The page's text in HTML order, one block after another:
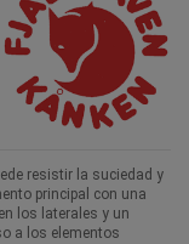
resistir la suciedad y
principal con una
los laterales y un
a los elementos